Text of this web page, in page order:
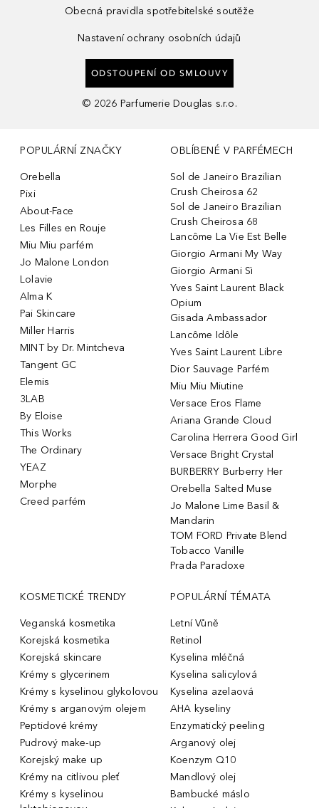
Obecná pravidla spotřebitelské soutěže
Nastavení ochrany osobních údajů
ODSTOUPENÍ OD SMLOUVY
© 2026 Parfumerie Douglas s.r.o.
POPULÁRNÍ ZNAČKY
Orebella
Pixi
About-Face
Les Filles en Rouje
Miu Miu parfém
Jo Malone London
Lolavie
Alma K
Pai Skincare
Miller Harris
MINT by Dr. Mintcheva
Tangent GC
Elemis
3LAB
By Eloise
This Works
The Ordinary
YEAZ
Morphe
Creed parfém
OBLÍBENÉ V PARFÉMECH
Sol de Janeiro Brazilian
Crush Cheirosa 62
Sol de Janeiro Brazilian
Crush Cheirosa 68
Lancôme La Vie Est Belle
Giorgio Armani My Way
Giorgio Armani Sì
Yves Saint Laurent Black
Opium
Gisada Ambassador
Lancôme Idôle
Yves Saint Laurent Libre
Dior Sauvage Parfém
Miu Miu Miutine
Versace Eros Flame
Ariana Grande Cloud
Carolina Herrera Good Girl
Versace Bright Crystal
BURBERRY Burberry Her
Orebella Salted Muse
Jo Malone Lime Basil &
Mandarin
TOM FORD Private Blend
Tobacco Vanille
Prada Paradoxe
KOSMETICKÉ TRENDY
Veganská kosmetika
Korejská kosmetika
Korejská skincare
Krémy s glycerinem
Krémy s kyselinou glykolovou
Krémy s arganovým olejem
Peptidové krémy
Pudrový make-up
Korejský make up
Krémy na citlivou pleť
Krémy s kyselinou
POPULÁRNÍ TÉMATA
Letní Vůně
Retinol
Kyselina mléčná
Kyselina salicylová
Kyselina azelaová
AHA kyseliny
Enzymatický peeling
Arganový olej
Koenzym Q10
Mandlový olej
Bambucké máslo